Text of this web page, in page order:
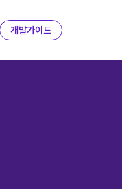
개발가이드